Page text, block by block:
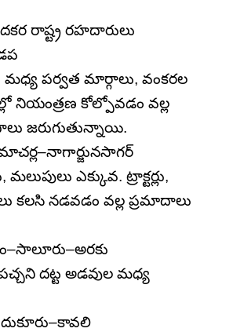
రాష్ట్ర రహదారులు
మధ్య పర్వత మార్గాలు, వంకరల
నియంత్రణ కోల్పోవడం వల్ల
జరుగుతున్నాయి.
ఎక్కువ. ట్రాక్టర్లు,
కలసి నడవడం వల్ల ప్రమాదాలు
దట్ట అడవుల మధ్య